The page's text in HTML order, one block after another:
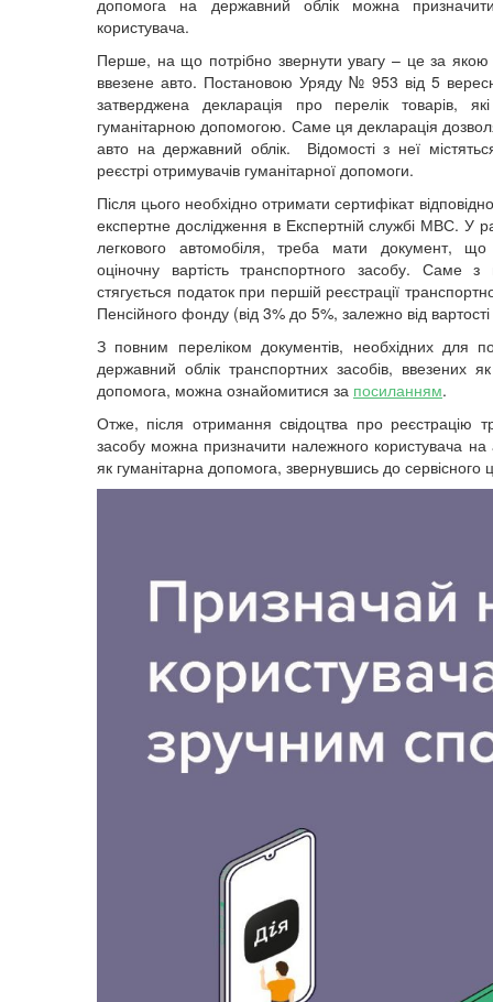
допомога на державний облік можна
користувача.
Перше, на що потрібно звернути увагу – це за якою
ввезене авто. Постановою Уряду № 953 від 5
затверджена декларація про перелік товарів,
гуманітарною допомогою. Саме ця декларація
авто на державний облік. Відомості з неї
реєстрі отримувачів гуманітарної допомоги.
Після цього необхідно отримати сертифікат
експертне дослідження в Експертній службі МВС. У
легкового автомобіля, треба мати документ, що
оціночну вартість транспортного засобу. Саме з
стягується податок при першій реєстрації
Пенсійного фонду (від 3% до 5%, залежно від
З повним переліком документів, необхідних для
державний облік транспортних засобів, ввезених
допомога, можна ознайомитися за посиланням.
Отже, після отримання свідоцтва про реєстрацію
засобу можна призначити належного користувача на
як гуманітарна допомога, звернувшись до